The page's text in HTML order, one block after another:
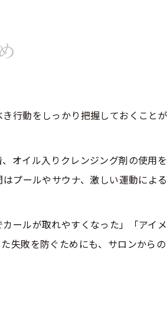
毛パーマ体験から学ぶ成功ポイント
が叶ったまつ毛パーマ体験談
れているまつ毛パーマ秘訣
たい施術のタイミング
施術の最適な予約タイミング解説
つ毛パーマをかけるべき理由
の効果を最大化する日程の決め方
行動をしっかり把握しておくこと
オイル入りクレンジング剤の使用
プールやサウナ、激しい運動によ
ールが取れやすくなった」「アイ
失敗を防ぐためにも、サロンから